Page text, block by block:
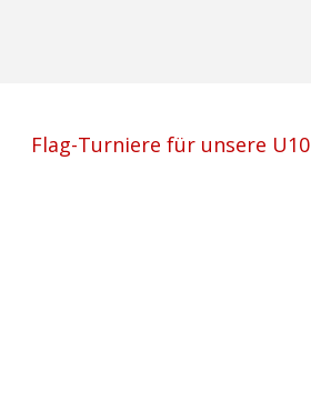
Flag-Turniere für unsere U10